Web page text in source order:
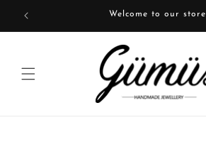
Skip to
content
Welcome to our store